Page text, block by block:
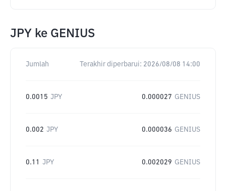
JPY ke GENIUS
Jumlah Terakhir diperbarui: 2026/08/08 14:00
0.0015 JPY 0.000027 GENIUS
0.002 JPY 0.000036 GENIUS
0.11 JPY 0.002029 GENIUS